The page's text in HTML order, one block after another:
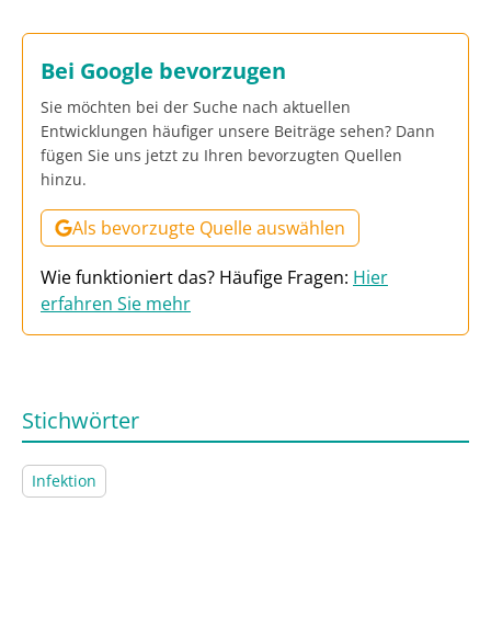
Bei Google bevorzugen
Sie möchten bei der Suche nach aktuellen
Entwicklungen häufiger unsere Beiträge sehen? Dann
fügen Sie uns jetzt zu Ihren bevorzugten Quellen
hinzu.
Als bevorzugte Quelle auswählen
Wie funktioniert das? Häufige Fragen: Hier
erfahren Sie mehr
Stichwörter
Infektion